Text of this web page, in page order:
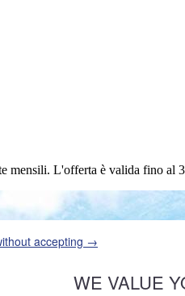
mensili. L'offerta è valida fino al
accepting →
WE VALUE